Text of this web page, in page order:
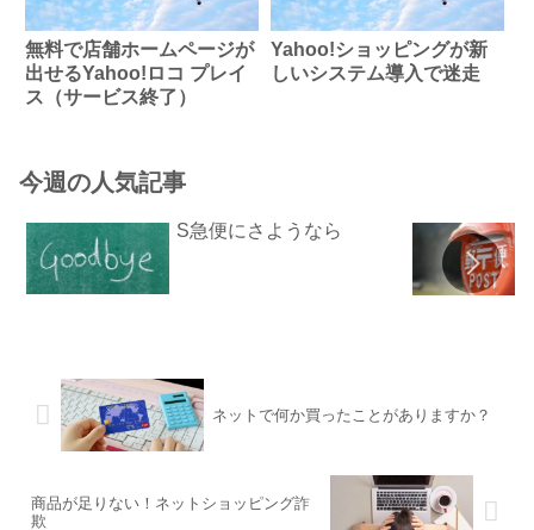
無料で店舗ホームページが
出せるYahoo!ロコ プレイ
ス（サービス終了）
Yahoo!ショッピングが新
しいシステム導入で迷走
今週の人気記事
S急便にさようなら
ネットで何か買ったことがありますか？
商品が足りない！ネットショッピング詐
欺